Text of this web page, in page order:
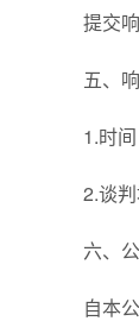
提交
五、
1.时
2.谈
六、
自本